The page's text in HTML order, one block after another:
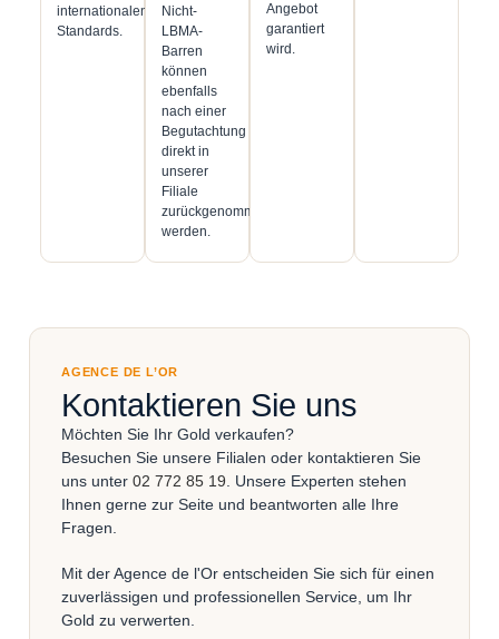
internationalen
Standards.
Nicht-
LBMA-
Barren
können
ebenfalls
nach einer
Begutachtung
direkt in
unserer
Filiale
zurückgenommen
werden.
Angebot
garantiert
wird.
AGENCE DE L’OR
Kontaktieren Sie uns
Möchten Sie Ihr Gold verkaufen?
Besuchen Sie unsere Filialen oder kontaktieren Sie
uns unter 02 772 85 19 . Unsere Experten stehen
Ihnen gerne zur Seite und beantworten alle Ihre
Fragen.
Mit der Agence de l'Or entscheiden Sie sich für einen
zuverlässigen und professionellen Service, um Ihr
Gold zu verwerten.